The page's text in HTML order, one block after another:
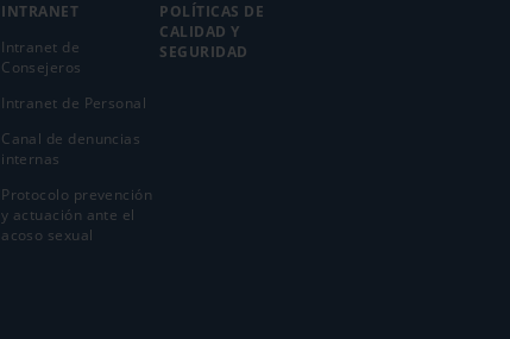
INTRANET
Intranet de
Consejeros
Intranet de Personal
Canal de denuncias
internas
Protocolo prevención
y actuación ante el
acoso sexual
POLÍTICAS DE
CALIDAD Y
SEGURIDAD